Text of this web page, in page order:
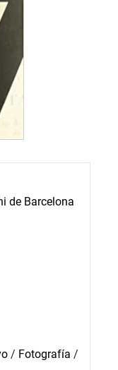
de Barcelona
/ Fotografía /